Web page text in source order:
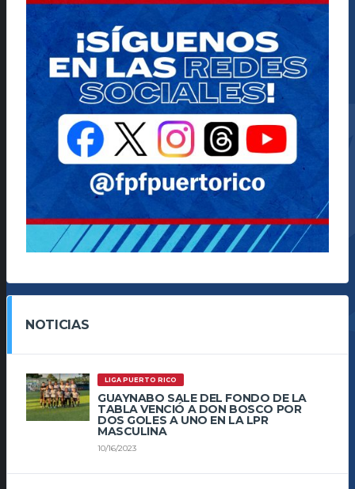
NOTICIAS
LIGA PUERTO RICO
GUAYNABO SALE DEL FONDO DE LA
TABLA VENCIÓ A DON BOSCO POR
DOS GOLES A UNO EN LA LPR
MASCULINA
10/16/2023